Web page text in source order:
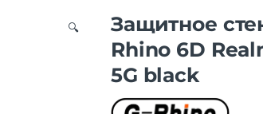
🔍
Защитное
Rhino 6D
5G black